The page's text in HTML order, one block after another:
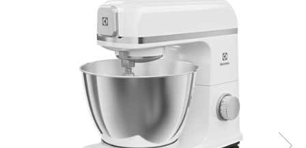
Accesorii si Piese Electrocasnice
Accesorii Piese Hote
Accesorii Piese Frigidere
Accesorii Piese Espressoare
Accesorii Piese Aspiratoare
Accesorii Piese Plite Aragazuri